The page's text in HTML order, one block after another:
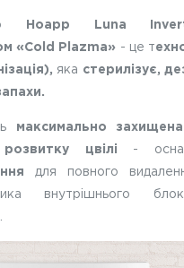
Hoapp Luna
«Cold Plazma» - це т
яка стерилізує,
максимально
цвілі -
для повного
внутрішнього